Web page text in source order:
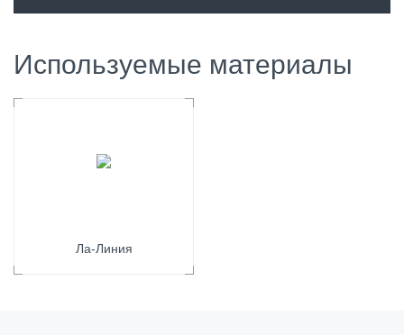
Используемые материалы
Ла-Линия